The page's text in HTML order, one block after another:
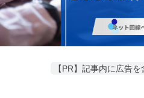
【PR】記事内に広告